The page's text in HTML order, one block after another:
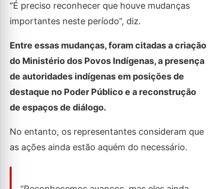
“É preciso reconhecer que houve mudanças
importantes neste período”, diz.
Entre essas mudanças, foram citadas a criação
do Ministério dos Povos Indígenas, a presença
de autoridades indígenas em posições de
destaque no Poder Público e a reconstrução
de espaços de diálogo.
No entanto, os representantes consideram que
as ações ainda estão aquém do necessário.